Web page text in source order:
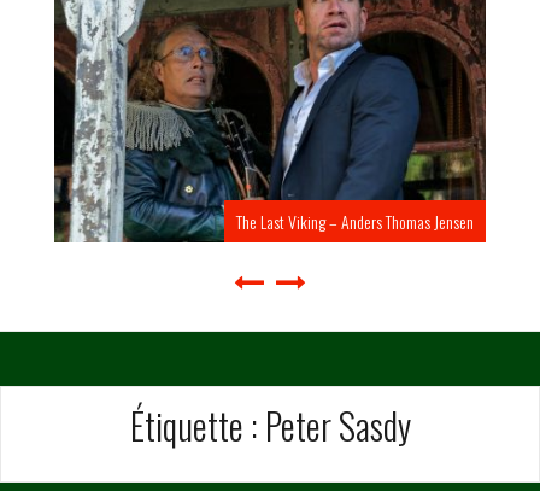
The Last Viking – Anders Thomas Jensen
Étiquette : Peter Sasdy